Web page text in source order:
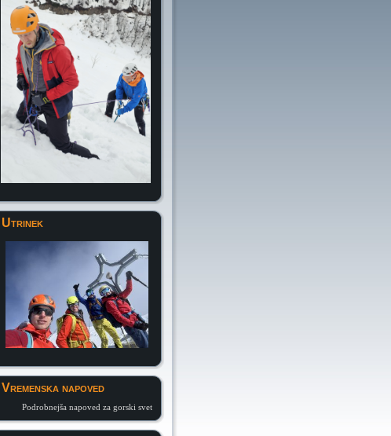
Utrinek
Vremenska napoved
Podrobnejša napoved za gorski svet